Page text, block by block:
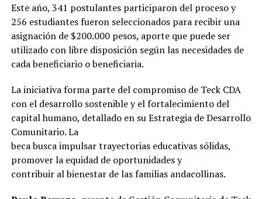
Este año, 341 postulantes participaron del proceso y
256 estudiantes fueron seleccionados para recibir una
asignación de $200.000 pesos, aporte que puede ser
utilizado con libre disposición según las necesidades de
cada beneficiario o beneficiaria.
La iniciativa forma parte del compromiso de Teck CDA
con el desarrollo sostenible y el fortalecimiento del
capital humano, detallado en su Estrategia de Desarrollo
Comunitario. La
beca busca impulsar trayectorias educativas sólidas,
promover la equidad de oportunidades y
contribuir al bienestar de las familias andacollinas.